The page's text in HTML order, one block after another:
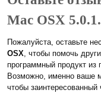
Mac OSX
Пожалуйста, оставьте
OSX, чтобы помочь
программный продукт
Возможно, именно ваше
чтобы заинтересованный